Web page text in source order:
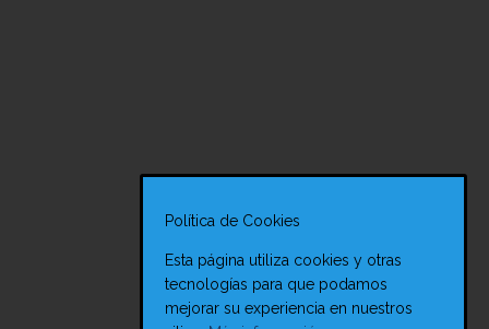
Política de Cookies
Esta página utiliza cookies y otras
tecnologías para que podamos
mejorar su experiencia en nuestros